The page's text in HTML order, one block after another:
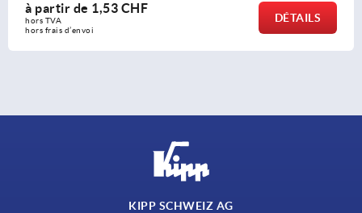
à partir de13,77 CHF
hors TVA
hors frais d’envoi
DÉTAILS
KIPP SCHWEIZ AG